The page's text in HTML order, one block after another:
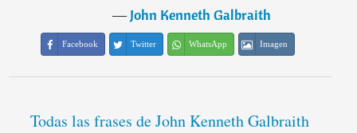
―John Kenneth Galbraith
Facebook Twitter WhatsApp Imagen
Todas las frases de John Kenneth Galbraith